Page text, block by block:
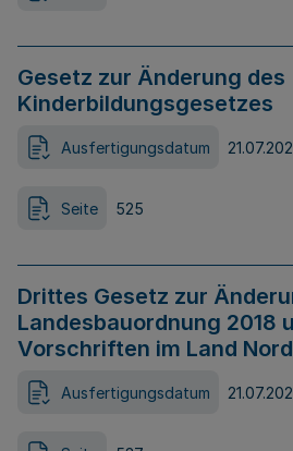
Gesetz zur Änderung des
Kinderbildungsgesetzes
Ausfertigungsdatum
Seite 525
Drittes Gesetz zur
Landesbauordnung 2018
Vorschriften im Land
Ausfertigungsdatum